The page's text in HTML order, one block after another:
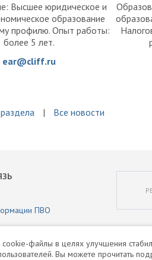
Высшее юридическое и
образование
профилю. Опыт работы:
более 5 лет.
ear@cliff.ru
Все новости
ПВО
персональных данных
файлы в целях улучшения
Вы можете прочитать